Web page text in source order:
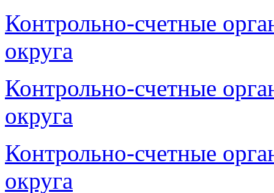
Контрольно-счетные
округа
Контрольно-счетные
округа
Контрольно-счетные
округа